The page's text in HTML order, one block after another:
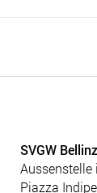
SVGW
Aussenstelle
Piazza